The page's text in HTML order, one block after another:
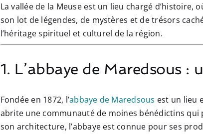
La vallée de la Meuse est un lieu chargé d’histoire,
son lot de légendes, de mystères et de trésors
l’héritage spirituel et culturel de la région.
1. L’abbaye de Maredsous
Fondée en 1872, l’abbaye de Maredsous est un lieu
abrite une communauté de moines bénédictins
son architecture, l’abbaye est connue pour ses